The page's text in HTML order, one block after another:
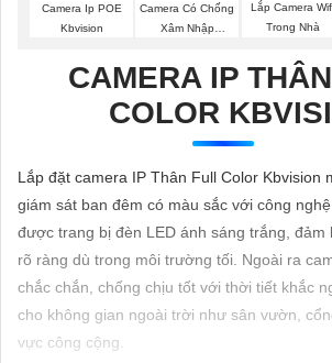
SẢN
VẤN
LẮP
ĐẶT
PHỤ
KIỆN
Camera Ip POE
Kbvision
Camera Có Chống
Xâm Nhập
Lắp Camera
Trong Nhà
CAMERA IP
COLOR
Lắp đặt camera IP Thân Full Color Kbvision
giám sát ban đêm có màu sắc với công
được trang bị đèn LED ánh sáng trắng, đảm
rõ ràng dù trong môi trường tối. Ngoài ra
chắc chắn, chống chịu tốt với thời tiết khắc
cho không gian ngoài trời như sân vườn,
vực công cộng.